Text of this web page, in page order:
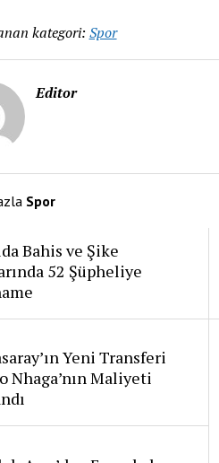
kategori: Spor
Editor
Spor
Bahis ve Şike
52 Şüpheliye
Yeni Transferi
Nhaga’nın Maliyeti